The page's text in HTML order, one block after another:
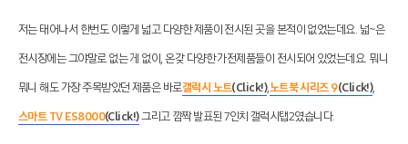
저는 태어나서 한번도 이렇게 넓고 다양한 제품이 전시된 곳을 본적이 없었는데요. 넓~은
전시장에는 그야말로 없는 게 없이, 온갖 다양한 가전제품들이 전시되어 있었는데요. 뭐니
뭐니 해도 가장 주목받았던 제품은 바로갤럭시 노트(Click!),노트북 시리즈 9(Click!),
스마트 TV ES8000(Click!)그리고 깜짝 발표된 7인치 갤럭시탭2였습니다.